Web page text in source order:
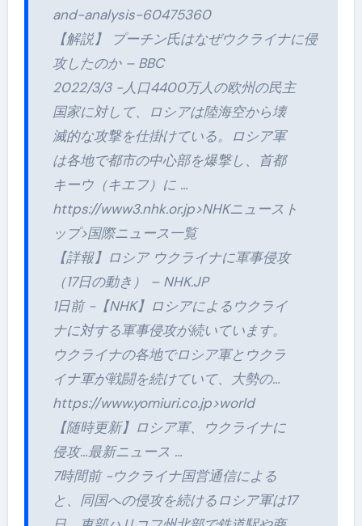
and-analysis-60475360
【解説】 プーチン氏はなぜウクライナに侵
攻したのか – BBC
2022/3/3 -人口4400万人の欧州の民主
国家に対して、ロシアは陸海空から壊
滅的な攻撃を仕掛けている。ロシア軍
は各地で都市の中心部を爆撃し、首都
キーウ（キエフ）に …
https://www3.nhk.or.jp>NHKニュースト
ップ>国際ニュース一覧
【詳報】ロシア ウクライナに軍事侵攻
（17日の動き） – NHK.JP
1日前 -【NHK】ロシアによるウクライ
ナに対する軍事侵攻が続いています。
ウクライナの各地でロシア軍とウクラ
イナ軍が戦闘を続けていて、大勢の…
https://www.yomiuri.co.jp>world
【随時更新】ロシア軍、ウクライナに
侵攻…最新ニュース …
7時間前 -ウクライナ国営通信による
と、同国への侵攻を続けるロシア軍は17